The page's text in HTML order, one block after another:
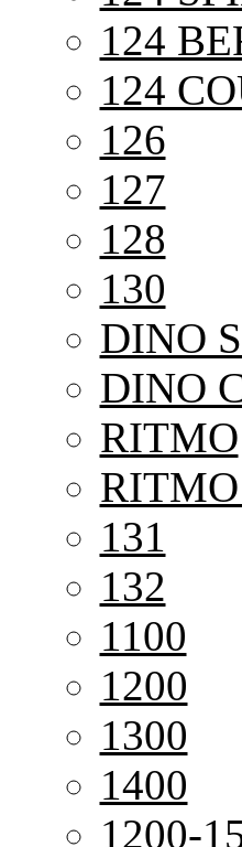
124
124
126
127
128
130
DINO
DINO
RITMO
131
132
1100
1200
1300
1400
1200-